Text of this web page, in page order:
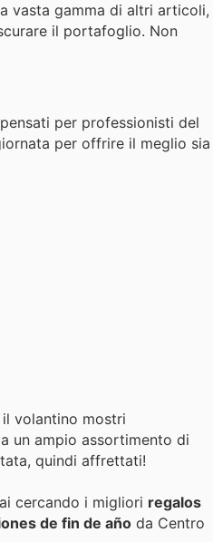
vasta gamma di altri articoli,
il portafoglio. Non
per professionisti del
per offrire il meglio sia
volantino mostri
un ampio assortimento di
quindi affrettati!
cercando i migliori regalos
de fin de año da Centro